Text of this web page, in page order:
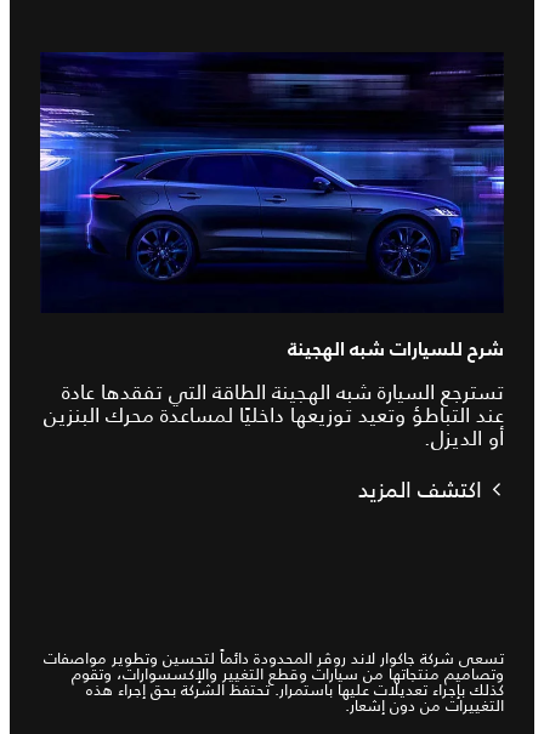
شرح للسيارات شبه الهجينة
تسترجع السيارة شبه الهجينة الطاقة التي تفقدها عادة
عند التباطؤ وتعيد توزيعها داخليًا لمساعدة محرك البنزين
أو الديزل.
اكتشف المزيد
تسعى شركة جاكوار لاند روڤر المحدودة دائماً لتحسين وتطوير مواصفات
وتصاميم منتجاتها من سيارات وقطع التغيير والإكسسوارات، وتقوم
كذلك بإجراء تعديلات عليها باستمرار. تحتفظ الشركة بحق إجراء هذه
التغييرات من دون إشعار.